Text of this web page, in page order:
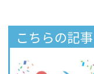
こちらの記